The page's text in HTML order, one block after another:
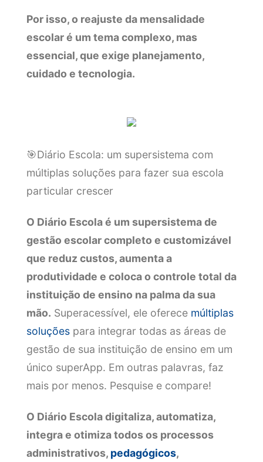
Por isso, o reajuste da mensalidade
escolar é um tema complexo, mas
essencial, que exige planejamento,
cuidado e tecnologia.
🎯Diário Escola: um supersistema com
múltiplas soluções para fazer sua escola
particular crescer
O Diário Escola é um supersistema de
gestão escolar completo e customizável
que reduz custos, aumenta a
produtividade e coloca o controle total da
instituição de ensino na palma da sua
mão. Superacessível, ele oferece múltiplas
soluçõespara integrar todas as áreas de
gestão de sua instituição de ensino em um
único superApp. Em outras palavras, faz
mais por menos. Pesquise e compare!
O Diário Escola digitaliza, automatiza,
integra e otimiza todos os processos
administrativos, pedagógicos,